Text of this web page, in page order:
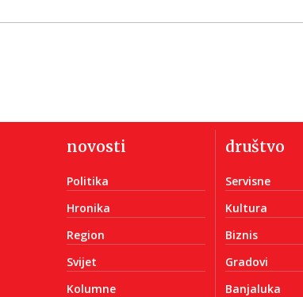
novosti
Politika
Hronika
Region
Svijet
Kolumne
društvo
Servisne
Kultura
Biznis
Gradovi
Banjaluka